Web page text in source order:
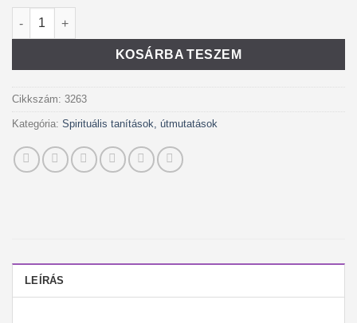
Én vagyok a hibás mennyiség
KOSÁRBA TESZEM
Alternative:
Cikkszám: 3263
Kategória: Spirituális tanítások, útmutatások
LEÍRÁS